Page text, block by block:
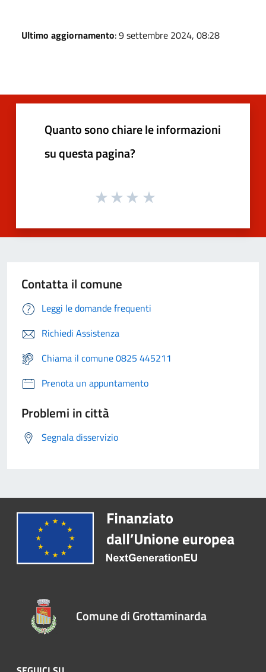
Ultimo aggiornamento: 9 settembre 2024, 08:28
Quanto sono chiare le informazioni
su questa pagina?
Contatta il comune
Leggi le domande frequenti
Richiedi Assistenza
Chiama il comune 0825 445211
Prenota un appuntamento
Problemi in città
Segnala disservizio
Comune di Grottaminarda